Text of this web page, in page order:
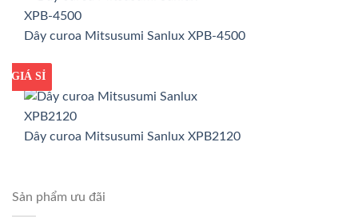
Dây curoa Mitsusumi Sanlux XPB-4500
GIÁ TỐT
GIÁ SỈ
Dây curoa Mitsusumi Sanlux XPB2120
Sản phẩm ưu đãi